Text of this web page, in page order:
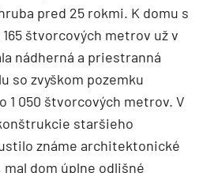
pred 25 rokmi. K domu s
štvorcových metrov už v
nádherná a priestranná
so zvyškom pozemku
1 050 štvorcových metrov. V
staršieho
známe architektonické
mal dom úplne odlišné